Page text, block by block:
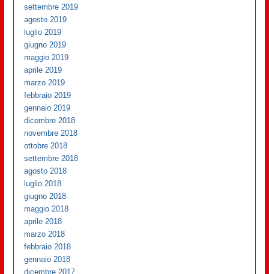
settembre 2019
agosto 2019
luglio 2019
giugno 2019
maggio 2019
aprile 2019
marzo 2019
febbraio 2019
gennaio 2019
dicembre 2018
novembre 2018
ottobre 2018
settembre 2018
agosto 2018
luglio 2018
giugno 2018
maggio 2018
aprile 2018
marzo 2018
febbraio 2018
gennaio 2018
dicembre 2017